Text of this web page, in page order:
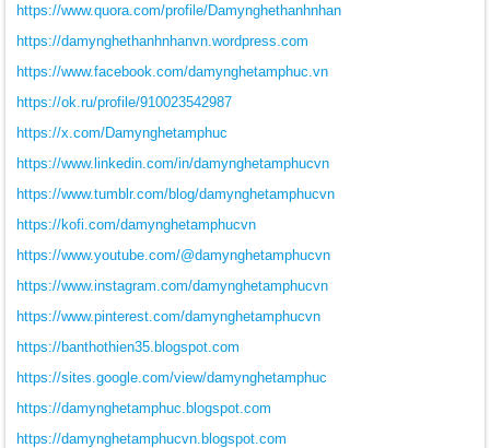
https://www.quora.com/profile/Damynghethanhnhan
https://damynghethanhnhanvn.wordpress.com
https://www.facebook.com/damynghetamphuc.vn
https://ok.ru/profile/910023542987
https://x.com/Damynghetamphuc
https://www.linkedin.com/in/damynghetamphucvn
https://www.tumblr.com/blog/damynghetamphucvn
https://kofi.com/damynghetamphucvn
https://www.youtube.com/@damynghetamphucvn
https://www.instagram.com/damynghetamphucvn
https://www.pinterest.com/damynghetamphucvn
https://banthothien35.blogspot.com
https://sites.google.com/view/damynghetamphuc
https://damynghetamphuc.blogspot.com
https://damynghetamphucvn.blogspot.com